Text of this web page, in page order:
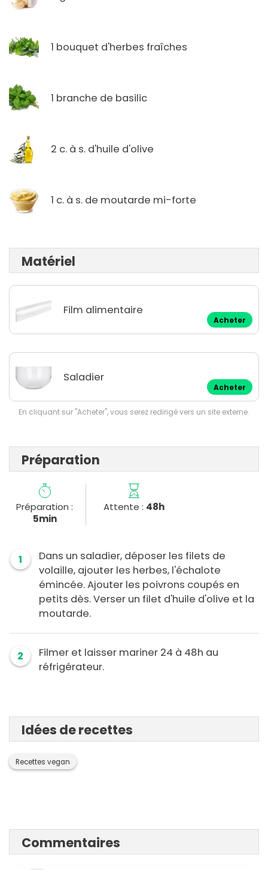
1 bouquet d'herbes fraîches
1 branche de basilic
2 c. à s. d'huile d'olive
1 c. à s. de moutarde mi-forte
Matériel
Film alimentaire
Acheter
Saladier
Acheter
En cliquant sur "Acheter", vous serez redirigé vers un site externe.
Préparation
Préparation :
5min
Attente : 48h
1
Dans un saladier, déposer les filets de
volaille, ajouter les herbes, l'échalote
émincée. Ajouter les poivrons coupés en
petits dès. Verser un filet d'huile d'olive et la
moutarde.
2
Filmer et laisser mariner 24 à 48h au
réfrigérateur.
Idées de recettes
Recettes vegan
Commentaires